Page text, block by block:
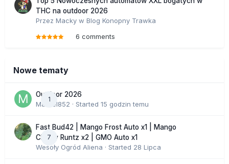
THC na outdoor 2026
Przez Macky w Blog Konopny Trawka
6 comments
Nowe tematy
1
Outdoor 2026
Marcel852 · Started 15 godzin temu
7
Fast Bud42 | Mango Frost Auto x1 | Mango
Cherry Runtz x2 | GMO Auto x1
Wesoły Ogród Aliena · Started 28 Lipca